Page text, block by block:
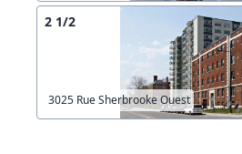
2 1/2
3025 Rue Sherbrooke Ouest